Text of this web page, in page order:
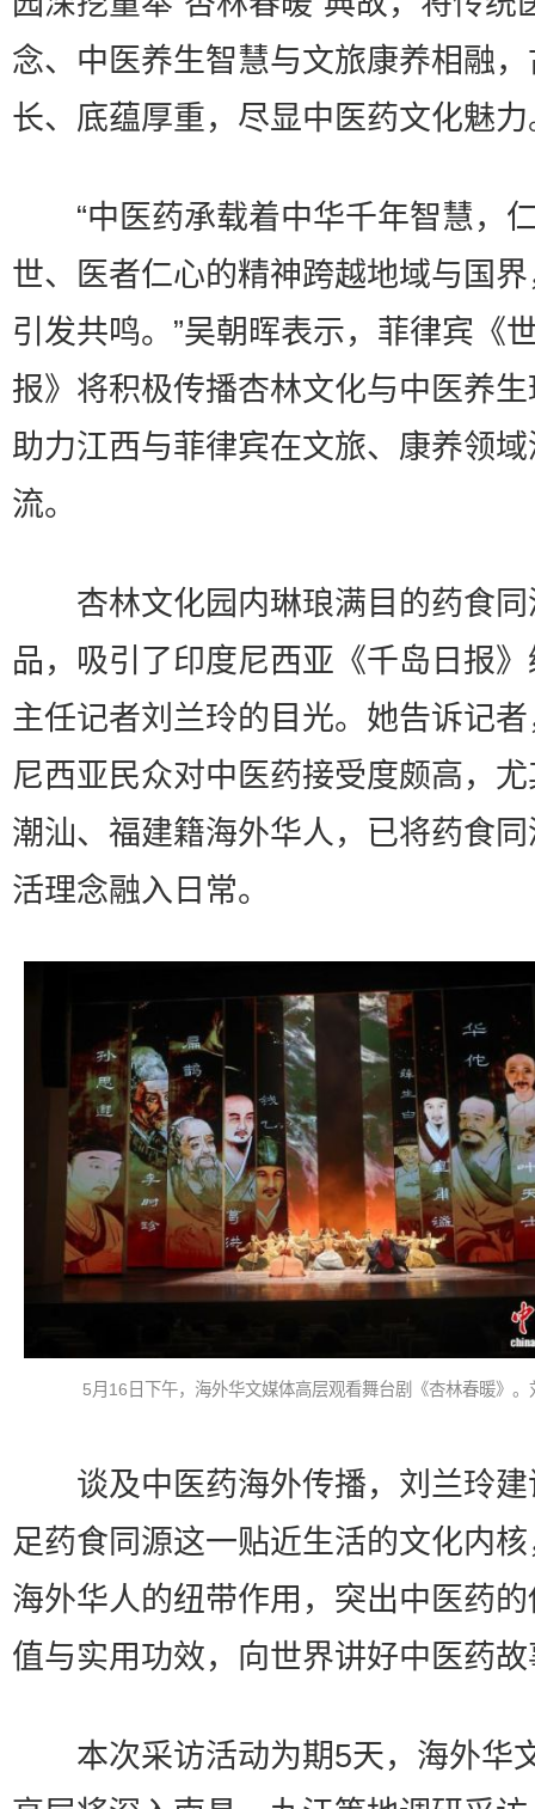
念、中医养生智慧与文旅康养相融
长、底蕴厚重，尽显中医药文化魅力
“中医药承载着中华千年智慧，
世、医者仁心的精神跨越地域与国
引发共鸣。”吴朝晖表示，菲律宾《
报》将积极传播杏林文化与中医养
助力江西与菲律宾在文旅、康养领
流。
杏林文化园内琳琅满目的药食同
品，吸引了印度尼西亚《千岛日报
主任记者刘兰玲的目光。她告诉记
尼西亚民众对中医药接受度颇高，
潮汕、福建籍海外华人，已将药食
活理念融入日常。
5月16日下午，海外华文媒体高层观看舞台剧《杏林春暖》。
谈及中医药海外传播，刘兰玲建
足药食同源这一贴近生活的文化内
海外华人的纽带作用，突出中医药
值与实用功效，向世界讲好中医药
本次采访活动为期5天，海外华